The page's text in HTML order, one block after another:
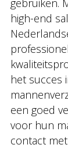
high-end
het succes
een goed
voor hun
contact